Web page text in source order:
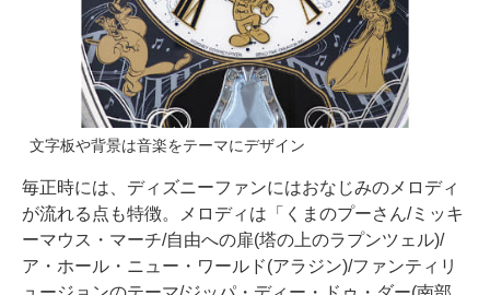
文字板や背景は音楽をテーマにデザイン
毎正時には、ディズニーファンにはおなじみのメロディ
が流れる点も特徴。メロディは「くまのプーさん/ミッキ
ーマウス・マーチ/自由への扉(塔の上のラプンツェル)/
ア・ホール・ニュー・ワールド(アラジン)/ファンティリ